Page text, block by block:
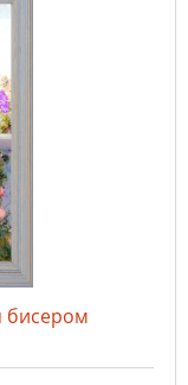
бисером